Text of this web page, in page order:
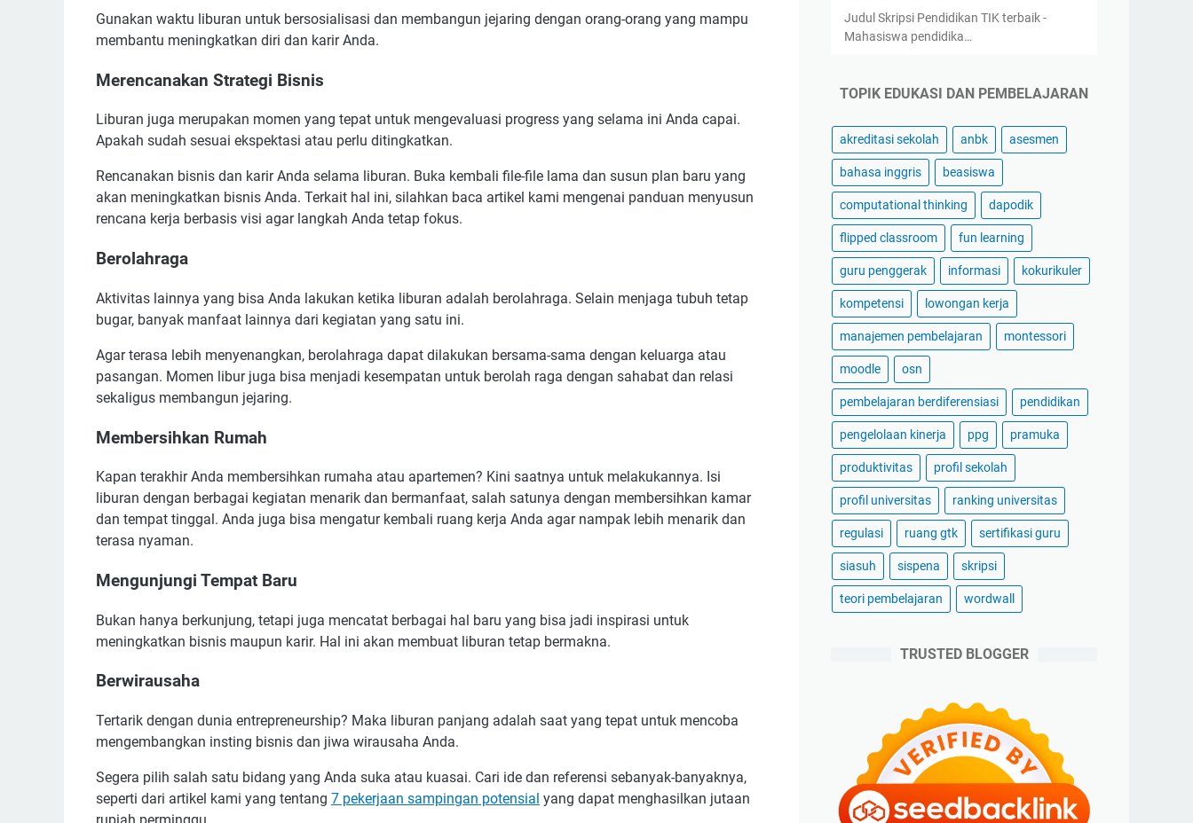
Gunakan waktu liburan untuk bersosialisasi dan membangun jejaring dengan orang-orang yang mampu
membantu meningkatkan diri dan karir Anda.
Merencanakan Strategi Bisnis
Liburan juga merupakan momen yang tepat untuk mengevaluasi progress yang selama ini Anda capai.
Apakah sudah sesuai ekspektasi atau perlu ditingkatkan.
Rencanakan bisnis dan karir Anda selama liburan. Buka kembali file-file lama dan susun plan baru yang
akan meningkatkan bisnis Anda. Terkait hal ini, silahkan baca artikel kami mengenai panduan menyusun
rencana kerja berbasis visi agar langkah Anda tetap fokus.
Berolahraga
Aktivitas lainnya yang bisa Anda lakukan ketika liburan adalah berolahraga. Selain menjaga tubuh tetap
bugar, banyak manfaat lainnya dari kegiatan yang satu ini.
Agar terasa lebih menyenangkan, berolahraga dapat dilakukan bersama-sama dengan keluarga atau
pasangan. Momen libur juga bisa menjadi kesempatan untuk berolah raga dengan sahabat dan relasi
sekaligus membangun jejaring.
Membersihkan Rumah
Kapan terakhir Anda membersihkan rumaha atau apartemen? Kini saatnya untuk melakukannya. Isi
liburan dengan berbagai kegiatan menarik dan bermanfaat, salah satunya dengan membersihkan kamar
dan tempat tinggal. Anda juga bisa mengatur kembali ruang kerja Anda agar nampak lebih menarik dan
terasa nyaman.
Mengunjungi Tempat Baru
Bukan hanya berkunjung, tetapi juga mencatat berbagai hal baru yang bisa jadi inspirasi untuk
meningkatkan bisnis maupun karir. Hal ini akan membuat liburan tetap bermakna.
Berwirausaha
Tertarik dengan dunia entrepreneurship? Maka liburan panjang adalah saat yang tepat untuk mencoba
mengembangkan insting bisnis dan jiwa wirausaha Anda.
Segera pilih salah satu bidang yang Anda suka atau kuasai. Cari ide dan referensi sebanyak-banyaknya,
seperti dari artikel kami yang tentang 7 pekerjaan sampingan potensial yang dapat menghasilkan jutaan
Judul Skripsi Pendidikan TIK terbaik -
Mahasiswa pendidika…
TOPIK EDUKASI DAN PEMBELAJARAN
akreditasi sekolah anbk asesmen
bahasa inggris beasiswa
computational thinking dapodik
flipped classroom fun learning
guru penggerak informasi kokurikuler
kompetensi lowongan kerja
manajemen pembelajaran montessori
moodle osn
pembelajaran berdiferensiasi pendidikan
pengelolaan kinerja ppg pramuka
produktivitas profil sekolah
profil universitas ranking universitas
regulasi ruang gtk sertifikasi guru
siasuh sispena skripsi
teori pembelajaran wordwall
TRUSTED BLOGGER